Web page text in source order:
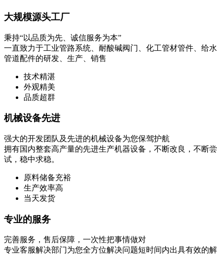
大规模源头工厂
秉持“以品质为先、诚信服务为本”
一直致力于工业管路系统、耐酸碱阀门、化工管材管件、给水
管道配件的研发、生产、销售
技术精湛
外观精美
品质超群
机械设备先进
强大的开发团队及先进的机械设备为您保驾护航
拥有国内整套高产量的先进生产机器设备，不断改良，不断尝
试，稳中求稳。
原料储备充裕
生产效率高
当天发货
专业的服务
完善服务，售后保障，一次性把事情做对
专业客服解决部门为您全方位解决问题短时间内出具有效的解